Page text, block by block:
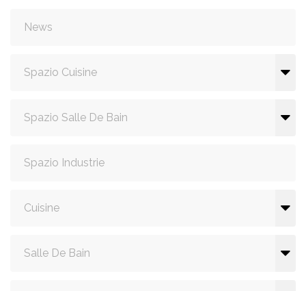
News
Spazio Cuisine
Spazio Salle De Bain
Spazio Industrie
Cuisine
Salle De Bain